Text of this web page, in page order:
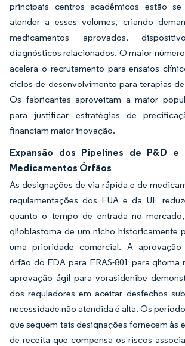
principais centros acadêmicos estão se
atender a esses volumes, criando
medicamentos aprovados,
diagnósticos relacionados. O maior
acelera o recrutamento para ensaios
ciclos de desenvolvimento para terapias
Os fabricantes aproveitam a maior
para justificar estratégias de
financiam maior inovação.
Expansão dos Pipelines de P&D e
Medicamentos Órfãos
As designações de via rápida e de
regulamentações dos EUA e da UE
quanto o tempo de entrada no
glioblastoma de um nicho historicamente
uma prioridade comercial. A aprovação
órfão do FDA para ERAS-801 para glioma
aprovação ágil para vorasidenibe
dos reguladores em aceitar desfechos
necessidade não atendida é alta. Os
que seguem tais designações fornecem às
de receita que compensa os riscos